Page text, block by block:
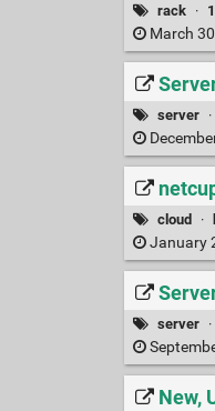
rack ·
March
server ·
cloud ·
January
server ·
New,